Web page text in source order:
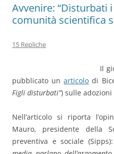
Avvenire: “Disturbati
comunità scientifica
15 Repliche
Il
pubblicato unarticolo di
Figli disturbati”) sulle
Nell’articolo si riporta
Mauro, presidente della
preventiva e sociale